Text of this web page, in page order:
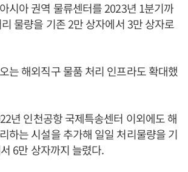
시아 권역 물류센터를 2023년 1분기까
물량을 기존 2만 상자에서 3만 상자로
는 해외직구 물품 처리 인프라도 확대했
년 인천공항 국제특송센터 이외에도 해
하는 시설을 추가해 일일 처리물량을 기
6만 상자까지 늘렸다.